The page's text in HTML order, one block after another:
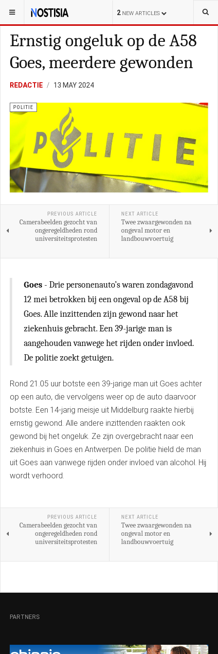
2 NEW ARTICLES
YOU ARE HERE: NEDERLAND POLITIE
Ernstig ongeluk op de A58
Goes, meerdere gewonden
REDACTIE 13 MAY 2024
POLITIE
PREVIOUS ARTICLE
Camerabeelden gezocht van
ongeregeldheden rond
universiteitsprotesten
NEXT ARTICLE
Twee zwaargewonden na
ongeval motor en
landbouwvoertuig
Goes - Drie personenauto’s waren zondagavond
12 mei betrokken bij een ongeval op de A58 bij
Goes. Alle inzittenden zijn gewond naar het
ziekenhuis gebracht. Een 39-jarige man is
aangehouden vanwege het rijden onder invloed.
De politie zoekt getuigen.
Rond 21.05 uur botste een 39-jarige man uit Goes achter
op een auto, die vervolgens weer op de auto daarvoor
botste. Een 14-jarig meisje uit Middelburg raakte hierbij
ernstig gewond. Alle andere inzittenden raakten ook
gewond bij het ongeluk. Ze zijn overgebracht naar een
ziekenhuis in Goes en Antwerpen. De politie hield de man
uit Goes aan vanwege rijden onder invloed van alcohol. Hij
wordt verhoord.
PREVIOUS ARTICLE
Camerabeelden gezocht van
ongeregeldheden rond
universiteitsprotesten
NEXT ARTICLE
Twee zwaargewonden na
ongeval motor en
landbouwvoertuig
PARTNERS